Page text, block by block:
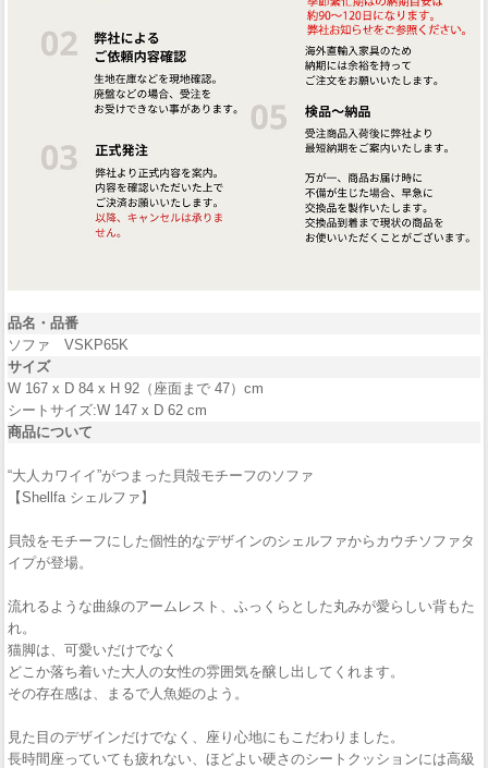
品名・ 品番
ソファ VSKP65K
サイズ
W 167 x D 84 x H 92（座面まで 47）cm
シートサイズ:W 147 x D 62 cm
商品について
“大人カワイイ”がつまった貝殻モチーフのソファ
【Shellfa シェルファ】
貝殻をモチーフにした個性的なデザインのシェルファからカウチソファタ
イプが登場。
流れるような曲線のアームレスト、ふっくらとした丸みが愛らしい背もた
れ。
猫脚は、可愛いだけでなく
どこか落ち着いた大人の女性の雰囲気を醸し出してくれます。
その存在感は、まるで人魚姫のよう。
見た目のデザインだけでなく、座り心地にもこだわりました。
長時間座っていても疲れない、ほどよい硬さのシートクッションには高級